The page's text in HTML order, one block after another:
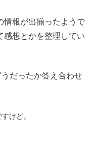
情報が出揃ったようで
感想とかを整理してい
だったか答え合わせ
けど。